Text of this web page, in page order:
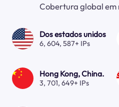
Cobertura global em
Dos estados unidos
6, 604, 587+ IPs
Hong Kong, China.
3, 701, 649+ IPs